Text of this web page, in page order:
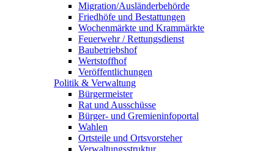
Migration/Ausländerbehörde
Friedhöfe und Bestattungen
Wochenmärkte und Krammärkte
Feuerwehr / Rettungsdienst
Baubetriebshof
Wertstoffhof
Veröffentlichungen
Politik & Verwaltung
Bürgermeister
Rat und Ausschüsse
Bürger- und Gremieninfoportal
Wahlen
Ortsteile und Ortsvorsteher
Verwaltungsstruktur